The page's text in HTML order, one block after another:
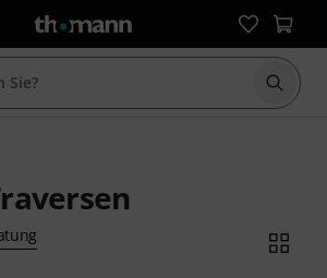
Suche